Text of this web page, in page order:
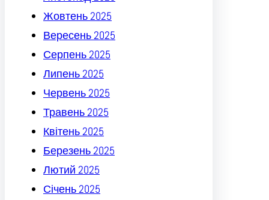
Жовтень 2025
Вересень 2025
Серпень 2025
Липень 2025
Червень 2025
Травень 2025
Квітень 2025
Березень 2025
Лютий 2025
Січень 2025